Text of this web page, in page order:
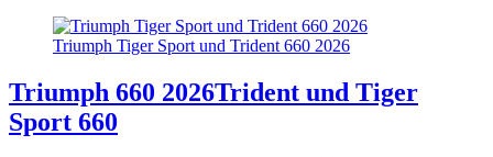
Triumph Tiger Sport und Trident 660 2026
Triumph 660 2026Trident und Tiger
Sport 660